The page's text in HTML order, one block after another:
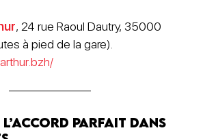
, 24 rue Raoul Dautry, 35000
à pied de la gare).
l’accord parfait dans